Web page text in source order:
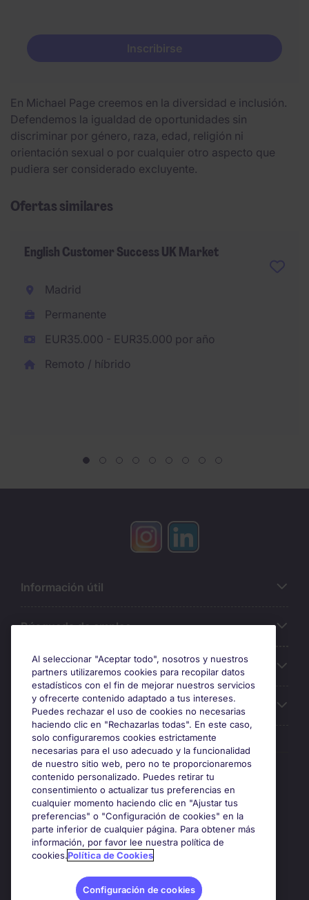
Inscribirse
En Michael Page creemos en la diversidad e inclusión.
Defendemos la igualdad de oportunidades sin
discriminar por género, raza, edad, religión ni
orientación sexual o por cualquier otro aspecto que
pudiera ser considerado excluyente.
Ofertas similares
English Customer Success UK Market
Madrid
Permanente
EUR35.000 - EUR35.000 por año
Remoto / híbrido
Información útil
Búsqueda de empleo
Oficinas
Sobre Michael Page
Premios y certificaciones
Al seleccionar "Aceptar todo", nosotros y nuestros
partners utilizaremos cookies para recopilar datos
estadísticos con el fin de mejorar nuestros servicios
y ofrecerte contenido adaptado a tus intereses.
Puedes rechazar el uso de cookies no necesarias
haciendo clic en "Rechazarlas todas". En este caso,
solo configuraremos cookies estrictamente
necesarias para el uso adecuado y la funcionalidad
de nuestro sitio web, pero no te proporcionaremos
contenido personalizado. Puedes retirar tu
consentimiento o actualizar tus preferencias en
cualquier momento haciendo clic en "Ajustar tus
preferencias" o "Configuración de cookies" en la
parte inferior de cualquier página. Para obtener más
información, por favor lee nuestra política de
cookies.Política de Cookies
Configuración de cookies